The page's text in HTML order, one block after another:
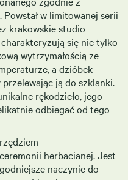
w limitowanej serii
krakowskie studio
się nie tylko
wytrzymałością ze
a dzióbek
ją do szklanki.
rękodzieło, jego
odbiegać od tego
herbacianej. Jest
naczynie do